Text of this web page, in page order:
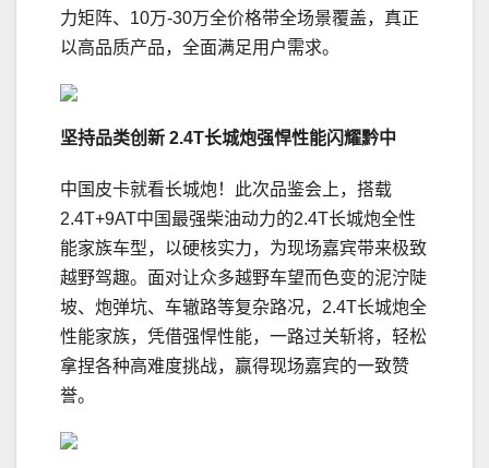
力矩阵、10万-30万全价格带全场景覆盖，真正
以高品质产品，全面满足用户需求。
坚持品类创新 2.4T长城炮强悍性能闪耀黔中
中国皮卡就看长城炮！此次品鉴会上，搭载
2.4T+9AT中国最强柴油动力的2.4T长城炮全性
能家族车型，以硬核实力，为现场嘉宾带来极致
越野驾趣。面对让众多越野车望而色变的泥泞陡
坡、炮弹坑、车辙路等复杂路况，2.4T长城炮全
性能家族，凭借强悍性能，一路过关斩将，轻松
拿捏各种高难度挑战，赢得现场嘉宾的一致赞
誉。